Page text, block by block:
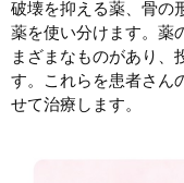
破壊を抑える薬、骨の
薬を使い分けます。薬
まざまなものがあり、
す。これらを患者さん
せて治療します。